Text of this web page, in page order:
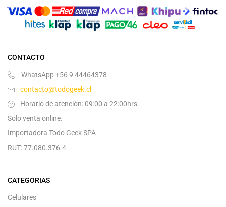
CONTACTO
WhatsApp +56 9 44464378
contacto@todogeek.cl
Horario de atención: 09:00 a 22:00hrs
Solo venta online.
Importadora Todo Geek SPA
RUT: 77.080.376-4
CATEGORIAS
Celulares